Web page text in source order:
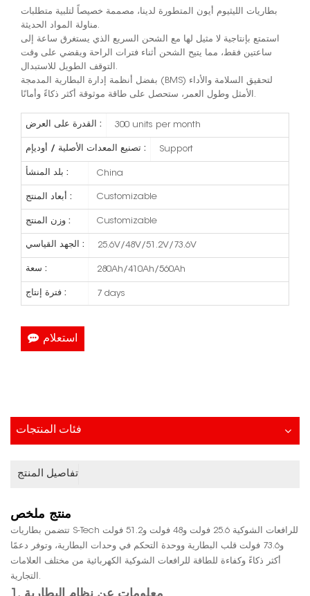
بطاريات الليثيوم أيون المتطورة لدينا، مصممة خصيصاً لتلبية متطلبات
مناولة المواد الحديثة.
استمتع بإنتاجية لا مثيل لها مع الشحن السريع الذي يستغرق ساعة إلى
ساعتين فقط، مما يتيح الشحن أثناء فترات الراحة ويقضي على وقت
التوقف الطويل للاستبدال.
بفضل أنظمة إدارة البطارية المدمجة (BMS) لتحقيق السلامة والأداء
الأمثل وطول العمر، ستحصل على طاقة موثوقة أكثر ذكاءً وأمانًا.
القدرة على العرض : 300 units per month
تصنيع المعدات الأصلية / أوديإم : Support
بلد المنشأ : China
أبعاد المنتج : Customizable
وزن المنتج : Customizable
الجهد القياسي : 25.6V/48V/51.2V/73.6V
سعة : 280Ah/410Ah/560Ah
فترة إنتاج : 7 days
استعلام
فئات المنتجات
تفاصيل المنتج
منتج ملخص
تتضمن بطاريات S-Tech للرافعات الشوكية 25.6 فولت و48 فولت و51.2 فولت
و73.6 فولت قلب البطارية ووحدة التحكم في وحدات البطارية، وتوفر دعمًا
أكثر ذكاءً وكفاءة للطاقة للرافعات الشوكية الكهربائية من مختلف العلامات
التجارية.